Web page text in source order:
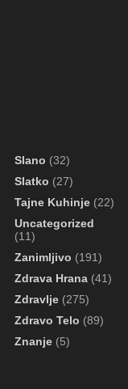
Slano (32)
Slatko (27)
Tajne Kuhinje (22)
Uncategorized
(11)
Zanimljivo (191)
Zdrava Hrana (41)
Zdravlje (275)
Zdravo Telo (89)
Znanje (5)